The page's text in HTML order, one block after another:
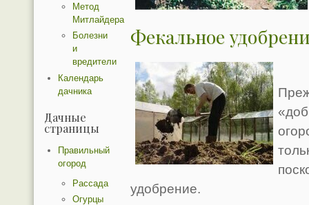
Фекальное
удобрение.
Метод
Митлайдера
Болезни
и
вредители
Календарь
дачника
Дачные
страницы
Правильный
огород
Рассада
Огурцы